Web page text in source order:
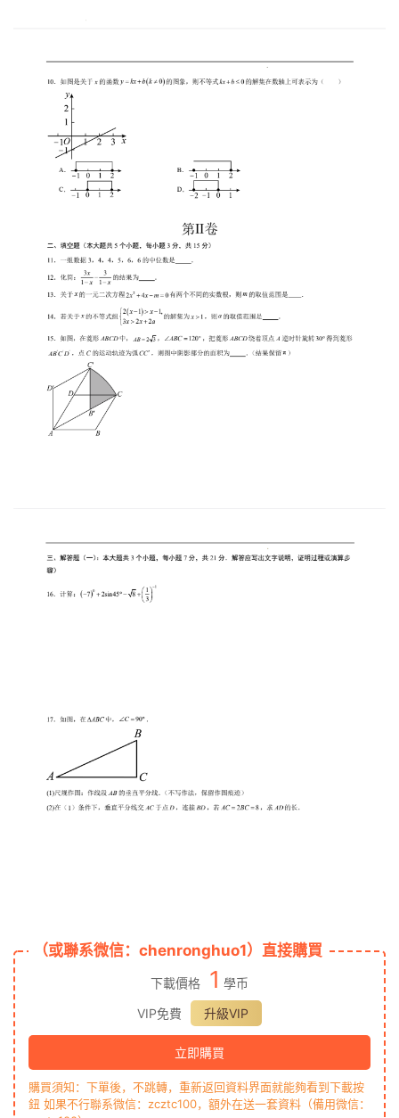
（或聯系微信：chenronghuo1）直接購買
下載價格 1 學币
VIP免費
升級VIP
立即購買
購買須知：下單後，不跳轉，重新返回資料界面就能夠看到下載按
鈕 如果不行聯系微信：zcztc100，額外在送一套資料（備用微信：